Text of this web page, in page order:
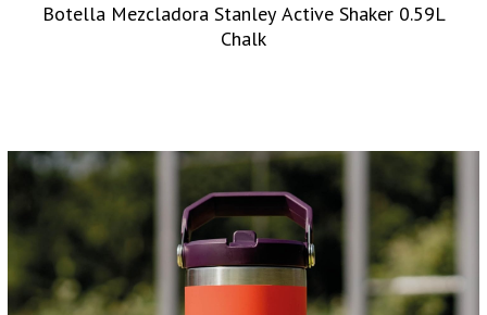
Botella Mezcladora Stanley Active Shaker 0.59L
Chalk